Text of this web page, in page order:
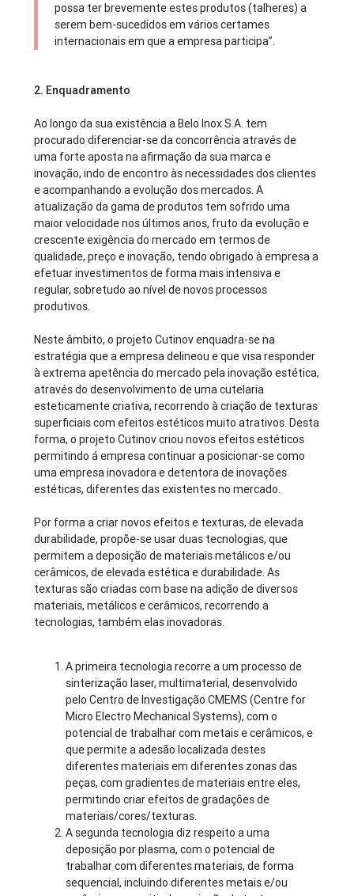
possa ter brevemente estes produtos (talheres) a
serem bem-sucedidos em vários certames
internacionais em que a empresa participa”.
2. Enquadramento
Ao longo da sua existência a Belo Inox S.A. tem
procurado diferenciar-se da concorrência através de
uma forte aposta na afirmação da sua marca e
inovação, indo de encontro às necessidades dos clientes
e acompanhando a evolução dos mercados. A
atualização da gama de produtos tem sofrido uma
maior velocidade nos últimos anos, fruto da evolução e
crescente exigência do mercado em termos de
qualidade, preço e inovação, tendo obrigado à empresa a
efetuar investimentos de forma mais intensiva e
regular, sobretudo ao nível de novos processos
produtivos.
Neste âmbito, o projeto Cutinov enquadra-se na
estratégia que a empresa delineou e que visa responder
à extrema apetência do mercado pela inovação estética,
através do desenvolvimento de uma cutelaria
esteticamente criativa, recorrendo à criação de texturas
superficiais com efeitos estéticos muito atrativos. Desta
forma, o projeto Cutinov criou novos efeitos estéticos
permitindo á empresa continuar a posicionar-se como
uma empresa inovadora e detentora de inovações
estéticas, diferentes das existentes no mercado.
Por forma a criar novos efeitos e texturas, de elevada
durabilidade, propõe-se usar duas tecnologias, que
permitem a deposição de materiais metálicos e/ou
cerâmicos, de elevada estética e durabilidade. As
texturas são criadas com base na adição de diversos
materiais, metálicos e cerâmicos, recorrendo a
tecnologias, também elas inovadoras.
A primeira tecnologia recorre a um processo de
sinterização laser, multimaterial, desenvolvido
pelo Centro de Investigação CMEMS (Centre for
Micro Electro Mechanical Systems), com o
potencial de trabalhar com metais e cerâmicos, e
que permite a adesão localizada destes
diferentes materiais em diferentes zonas das
peças, com gradientes de materiais entre eles,
permitindo criar efeitos de gradações de
materiais/cores/texturas.
A segunda tecnologia diz respeito a uma
deposição por plasma, com o potencial de
trabalhar com diferentes materiais, de forma
sequencial, incluindo diferentes metais e/ou